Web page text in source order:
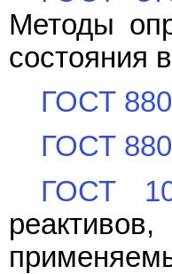
Методы
состояния
ГОСТ
ГОСТ
ГОСТ